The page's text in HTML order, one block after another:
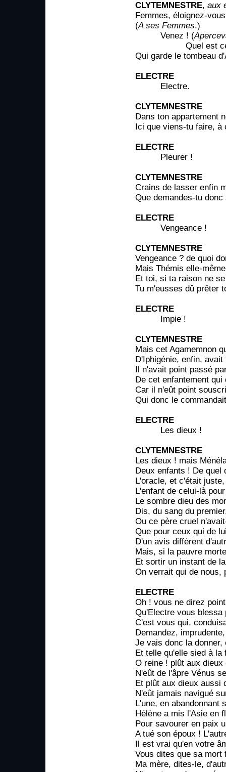
CLYTEMNESTRE, aux
Femmes, éloignez-
(A ses Femmes.)
Venez ! (
Quel est ce
Qui garde le tombeau
ELECTRE
Electre.
CLYTEMNESTRE
Dans ton appartement
Ici que viens-tu faire, à
ELECTRE
Pleurer !
CLYTEMNESTRE
Crains de lasser enfin
Que demandes-tu
ELECTRE
Vengeance !
CLYTEMNESTRE
Vengeance ? de quoi
Mais Thémis elle-
Et toi, si ta raison ne
Tu m'eusses dû prêter
ELECTRE
Impie !
CLYTEMNESTRE
Mais cet Agamemnon
D'Iphigénie, enfin,
Il n'avait point passé
De cet enfantement
Car il n'eût point
Qui donc le
ELECTRE
Les dieux !
CLYTEMNESTRE
Les dieux ! mais
Deux enfants ! De quel
L'oracle, et c'était
L'enfant de celui-là
Le sombre dieu des
Dis, du sang du
Ou ce père cruel
Que pour ceux qui de
D'un avis différent
Mais, si la pauvre
Et sortir un instant de
On verrait qui de nous,
ELECTRE
Oh ! vous ne direz
Qu'Electre vous blessa
C'est vous qui,
Demandez,
Je vais donc la
Et telle qu'elle sied à la
O reine ! plût aux
N'eût de l'âpre Vénus
Et plût aux dieux aussi
N'eût jamais navigué
L'une, en abandonnant
Hélène a mis l'Asie en
Pour savourer en paix
A tué son époux !
Il est vrai qu'en votre
Vous dites que sa
Ma mère, dites-le,